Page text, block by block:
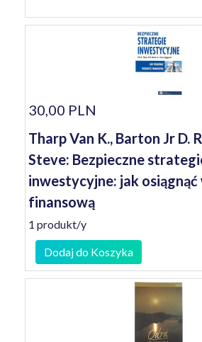
30,00 PLN
Tharp Van K., Barton Jr D.
Steve: Bezpieczne
inwestycyjne: jak osiągnąć
finansową
1 produkt/y
Dodaj do Koszyka